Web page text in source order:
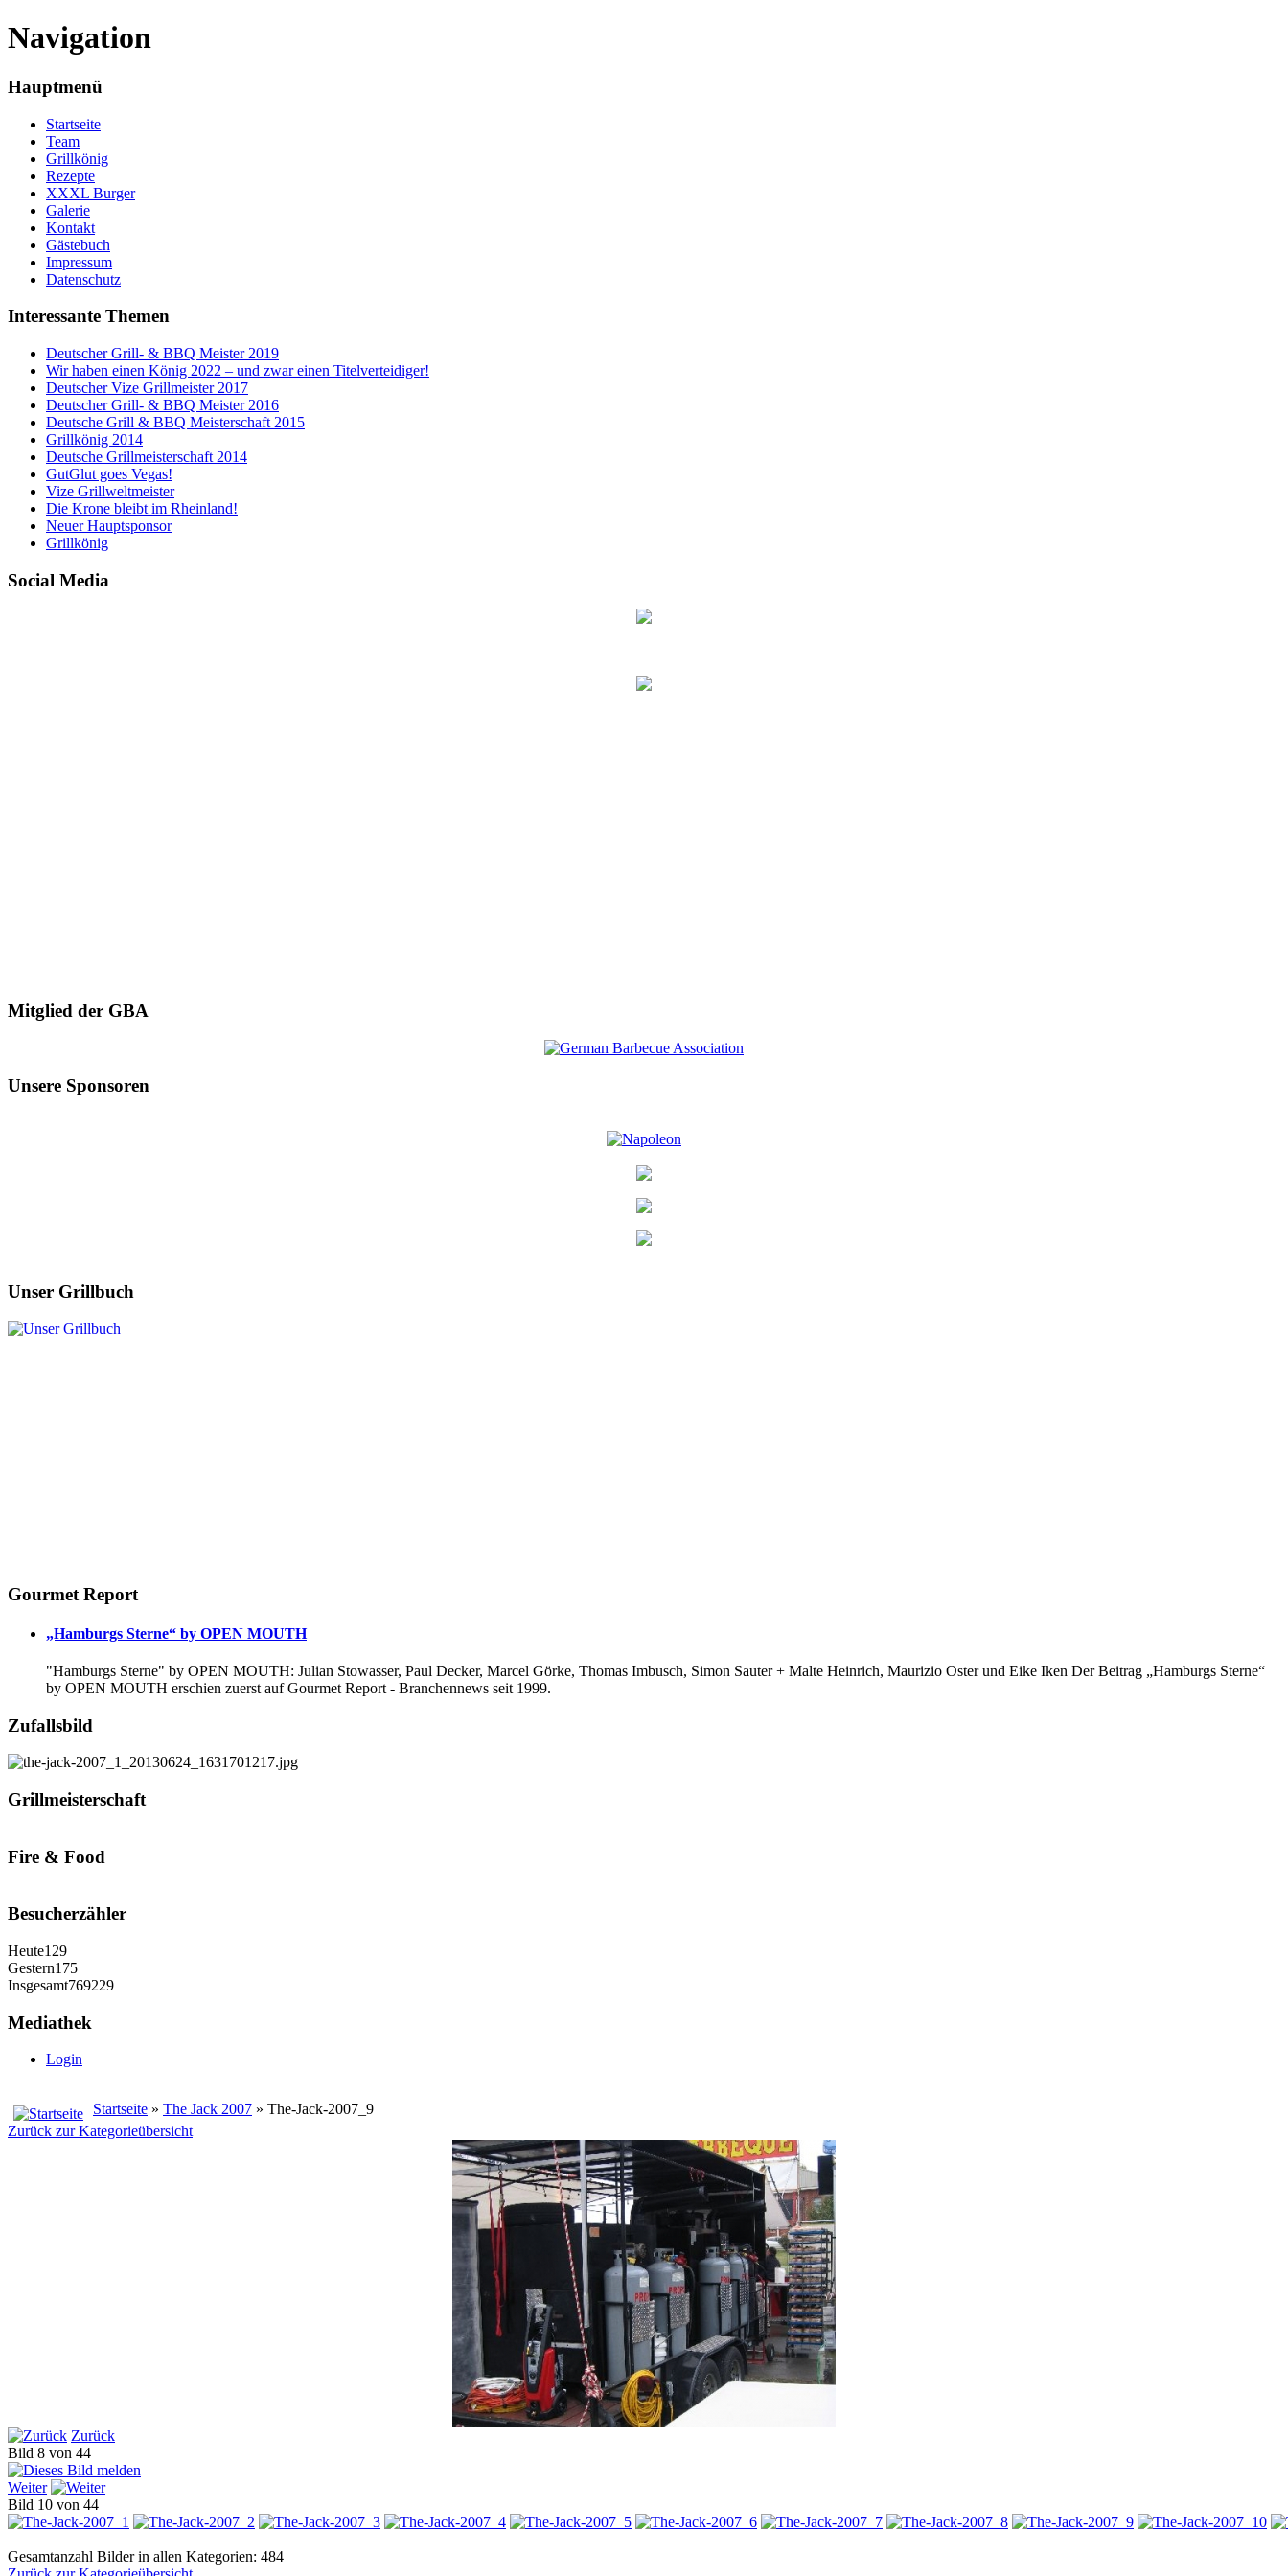
Navigation
Hauptmenü
Startseite
Team
Grillkönig
Rezepte
XXXL Burger
Galerie
Kontakt
Gästebuch
Impressum
Datenschutz
Interessante Themen
Deutscher Grill- & BBQ Meister 2019
Wir haben einen König 2022 – und zwar einen Titelverteidiger!
Deutscher Vize Grillmeister 2017
Deutscher Grill- & BBQ Meister 2016
Deutsche Grill & BBQ Meisterschaft 2015
Grillkönig 2014
Deutsche Grillmeisterschaft 2014
GutGlut goes Vegas!
Vize Grillweltmeister
Die Krone bleibt im Rheinland!
Neuer Hauptsponsor
Grillkönig
Social Media
Mitglied der GBA
Unsere Sponsoren
Unser Grillbuch
Gourmet Report
„Hamburgs Sterne“ by OPEN MOUTH
"Hamburgs Sterne" by OPEN MOUTH: Julian Stowasser, Paul Decker, Marcel Görke, Thomas Imbusch, Simon Sauter + Malte Heinrich, Maurizio Oster und Eike Iken Der Beitrag „Hamburgs Sterne“
by OPEN MOUTH erschien zuerst auf Gourmet Report - Branchennews seit 1999.
Zufallsbild
Grillmeisterschaft
Fire & Food
Besucherzähler
Heute129
Gestern175
Insgesamt769229
Mediathek
Login
Startseite » The Jack 2007 » The-Jack-2007_9
Zurück zur Kategorieübersicht
Zurück
Bild 8 von 44
Weiter
Bild 10 von 44
Gesamtanzahl Bilder in allen Kategorien: 484